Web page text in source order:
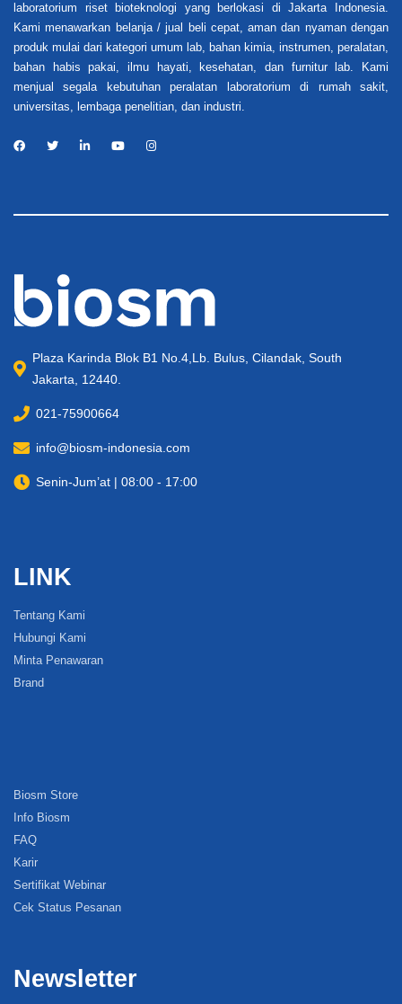
laboratorium riset bioteknologi yang berlokasi di Jakarta Indonesia.
Kami menawarkan belanja / jual beli cepat, aman dan nyaman dengan
produk mulai dari kategori umum lab, bahan kimia, instrumen, peralatan,
bahan habis pakai, ilmu hayati, kesehatan, dan furnitur lab. Kami
menjual segala kebutuhan peralatan laboratorium di rumah sakit,
universitas, lembaga penelitian, dan industri.
Plaza Karinda Blok B1 No.4,Lb. Bulus, Cilandak, South
Jakarta, 12440.
021-75900664
info@biosm-indonesia.com
Senin-Jum’at | 08:00 - 17:00
LINK
Tentang Kami
Hubungi Kami
Minta Penawaran
Brand
Biosm Store
Info Biosm
FAQ
Karir
Sertifikat Webinar
Cek Status Pesanan
Newsletter